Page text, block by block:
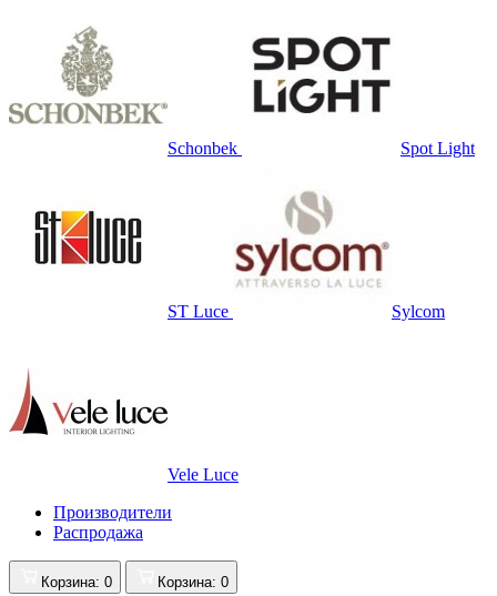
Schonbek Spot Light
ST Luce Sylcom
Vele Luce
Производители
Распродажа
Корзина: 0 Корзина: 0